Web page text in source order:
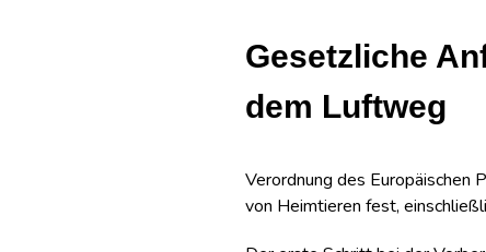
Gesetzliche
dem Luftweg
Verordnung des
von Heimtieren fest,